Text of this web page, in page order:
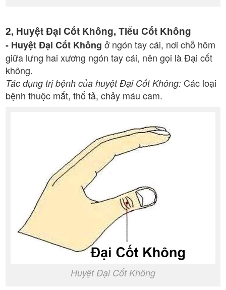
2, Huyệt Đại Cốt Không, Tiểu Cốt Không
- Huyệt Đại Cốt Không ở ngón tay cái, nơi chỗ hõm
giữa lưng hai xương ngón tay cái, nên gọi là Đại cốt
không.
Tác dụng trị bệnh của huyệt Đại Cốt Không: Các loại
bệnh thuộc mắt, thổ tả, chảy máu cam.
Huyệt Đại Cốt Không